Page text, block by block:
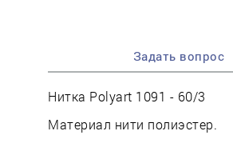
Задать вопрос
Нитка Polyart 1091 - 60/3
Материал нити полиэстер.